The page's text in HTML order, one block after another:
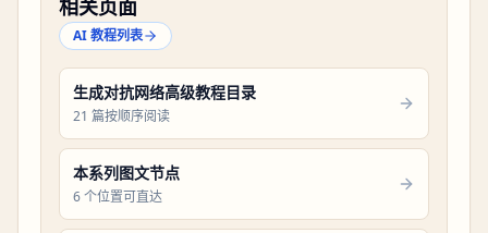
相关页面
AI 教程列表
生成对抗网络高级教程目录
21 篇按顺序阅读
本系列图文节点
6 个位置可直达